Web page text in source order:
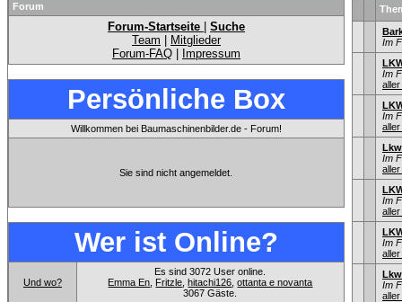
Forum
Forum-Startseite
Suche
Team
Mitglieder
Forum-FAQ
Impressum
Persönliche Box
Willkommen bei Baumaschinenbilder.de - Forum!
Sie sind nicht angemeldet.
Wer ist Online?
Und wo?
Es sind 3072 User online.
Emma En Fritzle ,hitachi126 ,ottanta e novanta
3067 Gäste.
Im
Im
aller
Im
aller
Im
aller
Im
aller
Im
aller
Im
aller